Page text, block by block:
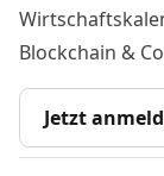
Blockchain &
Jetzt